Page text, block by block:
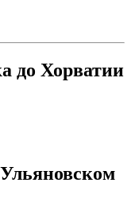
до Хорватии